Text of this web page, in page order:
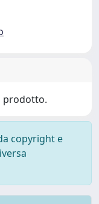
prodotto.
copyright e